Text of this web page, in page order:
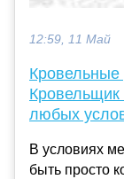
12:59, 11 Май
Кровельные
любых
В условиях
быть просто